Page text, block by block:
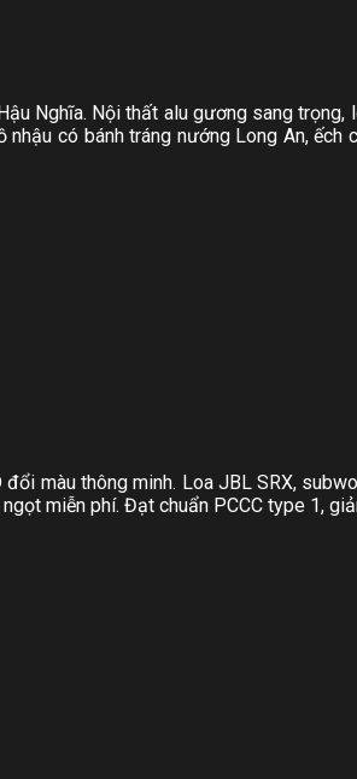
Nghĩa. Nội thất alu gương sang
có bánh tráng nướng Long An,
màu thông minh. Loa JBL SRX,
miễn phí. Đạt chuẩn PCCC type 1,